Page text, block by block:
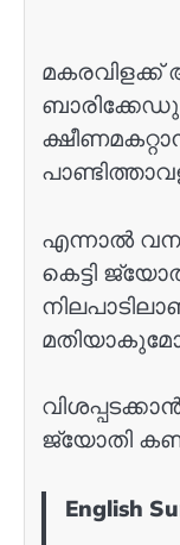
എന്നാൽ
കെട്ടി
മതിയാകുമോ
ജ്യോതി
English